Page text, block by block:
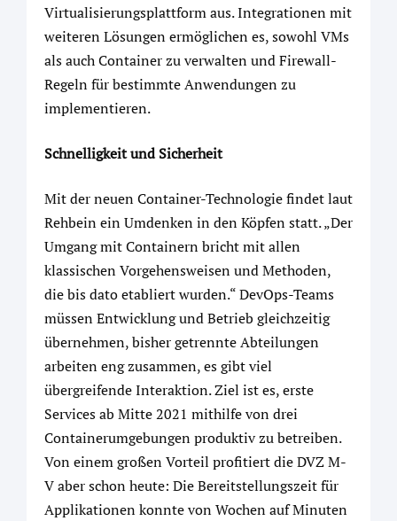
Virtualisierungsplattform aus. Integrationen mit
weiteren Lösungen ermöglichen es, sowohl VMs
als auch Container zu verwalten und Firewall-
Regeln für bestimmte Anwendungen zu
implementieren.
Schnelligkeit und Sicherheit
Mit der neuen Container-Technologie findet laut
Rehbein ein Umdenken in den Köpfen statt. „Der
Umgang mit Containern bricht mit allen
klassischen Vorgehensweisen und Methoden,
die bis dato etabliert wurden.“ DevOps-Teams
müssen Entwicklung und Betrieb gleichzeitig
übernehmen, bisher getrennte Abteilungen
arbeiten eng zusammen, es gibt viel
übergreifende Interaktion. Ziel ist es, erste
Services ab Mitte 2021 mithilfe von drei
Containerumgebungen produktiv zu betreiben.
Von einem großen Vorteil profitiert die DVZ M-
V aber schon heute: Die Bereitstellungszeit für
Applikationen konnte von Wochen auf Minuten